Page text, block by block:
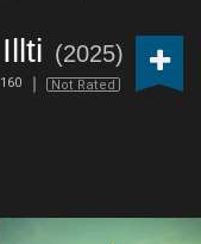
Illti (2025)
Not Rated 160 دقیقه